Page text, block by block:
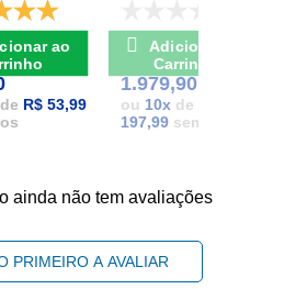
R$ 53,99
De: R$ 2.111,37
POR: R$
1.979,90
ou 10x de
197,99sem juros
Carrinho
ainda não tem avaliações
PRIMEIRO A AVALIAR